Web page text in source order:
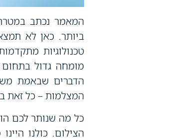
המאמר נכתב
ביותר. כאן לא
טכנולוגיות
מומחה גדול
הדברים שבאמת
המצלמות – כל זאת
כל מה שנותר לכם
הצילום. כולנו